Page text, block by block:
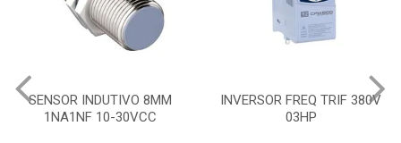
SENSOR INDUTIVO 8MM
1NA1NF 10-30VCC
INVERSOR FREQ TRIF 380V
03HP